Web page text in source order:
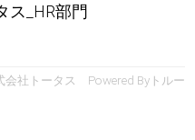
ス_HR部門
会社トータス Powered Byトルー